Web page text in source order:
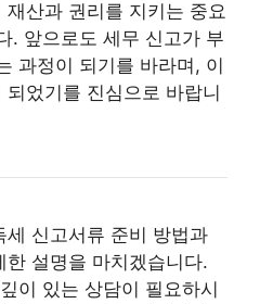
산과 권리를 지키는 중요
. 앞으로도 세무 신고가 부
과정이 되기를 바라며, 이
었기를 진심으로 바랍니
신고서류 준비 방법과
설명을 마치겠습니다.
이 있는 상담이 필요하시